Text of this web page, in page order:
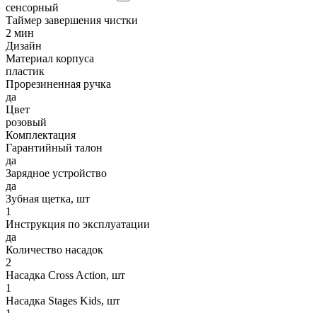
сенсорный
Таймер завершения чистки
2 мин
Дизайн
Материал корпуса
пластик
Прорезиненная ручка
да
Цвет
розовый
Комплектация
Гарантийный талон
да
Зарядное устройство
да
Зубная щетка, шт
1
Инструкция по эксплуатации
да
Количество насадок
2
Насадка Cross Action, шт
1
Насадка Stages Kids, шт